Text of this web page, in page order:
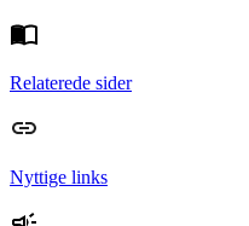
Relaterede sider
Nyttige links